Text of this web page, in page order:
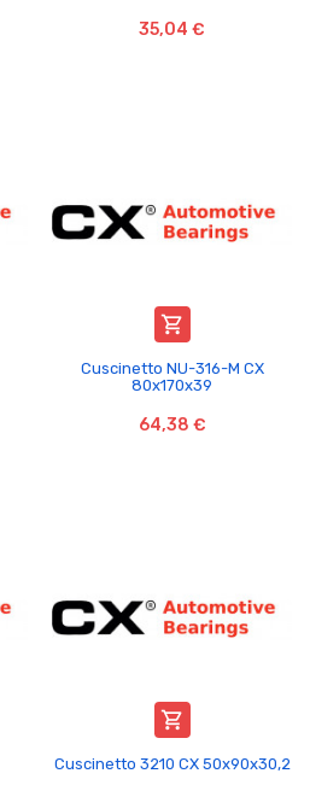
35,04 €

Cuscinetto NU-316-M CX
80x170x39
64,38 €

Cuscinetto 3210 CX 50x90x30,2